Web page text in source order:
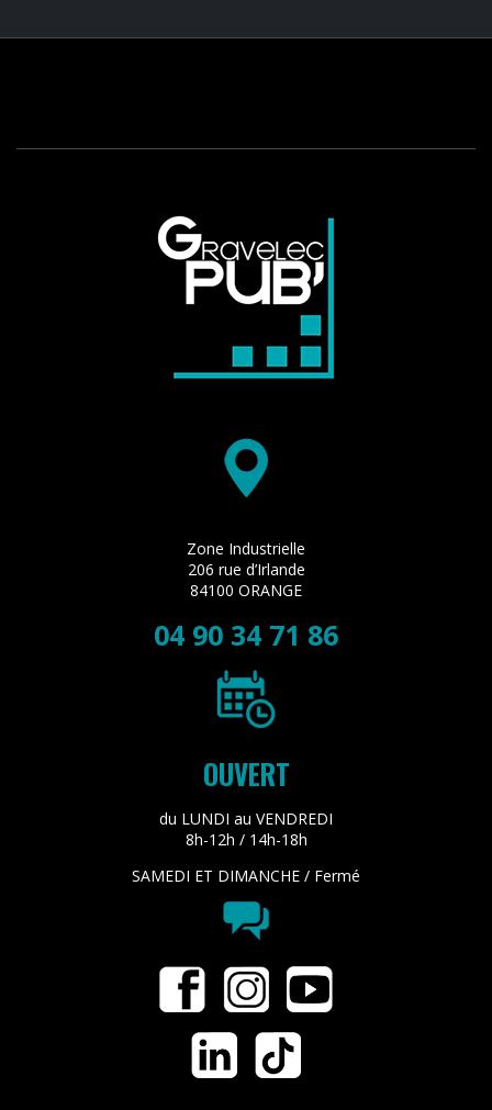
Zone Industrielle
206 rue d’Irlande
84100 ORANGE
04 90 34 71 86
OUVERT
du LUNDI au VENDREDI
8h-12h / 14h-18h
SAMEDI ET DIMANCHE / Fermé